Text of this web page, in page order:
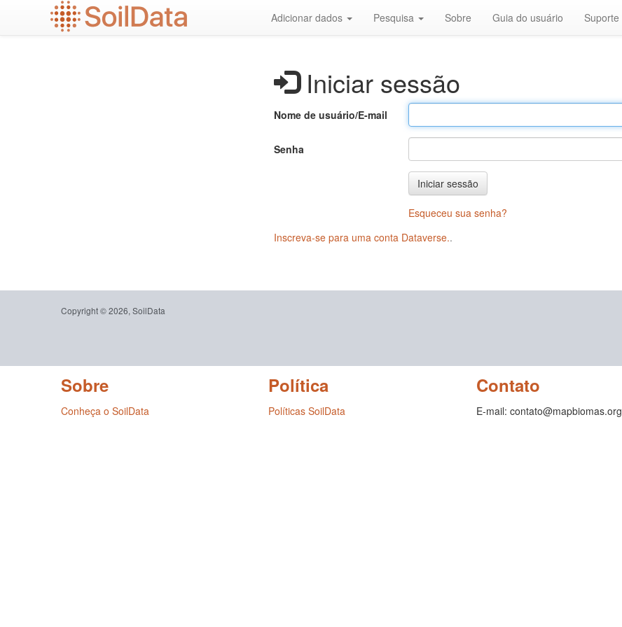
Adicionar dados Pesquisa Sobre Guia do usuário Suporte
Iniciar sessão
Nome de usuário/E-mail
Senha
Iniciar sessão
Esqueceu sua senha?
Inscreva-se para uma conta Dataverse..
Copyright © 2026, SoilData
Sobre
Conheça o SoilData
Política
Políticas SoilData
Contato
E-mail: contato@mapbiomas.org